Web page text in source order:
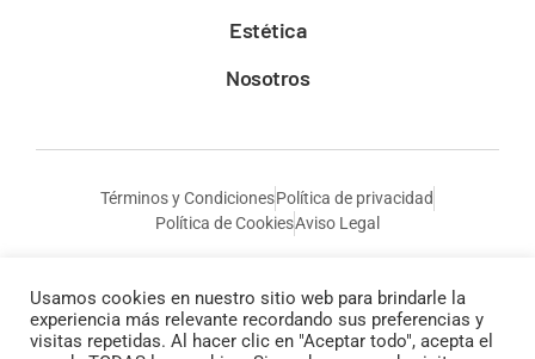
Estética
Nosotros
Términos y CondicionesPolítica de privacidad
Política de CookiesAviso Legal
Usamos cookies en nuestro sitio web para brindarle la
experiencia más relevante recordando sus preferencias y
visitas repetidas. Al hacer clic en "Aceptar todo", acepta el